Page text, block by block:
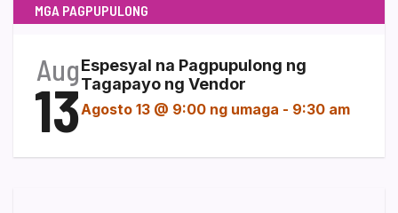
MGA PAGPUPULONG
Aug
13
Espesyal na Pagpupulong ng
Tagapayo ng Vendor
Agosto 13 @ 9:00 ng umaga - 9:30 am